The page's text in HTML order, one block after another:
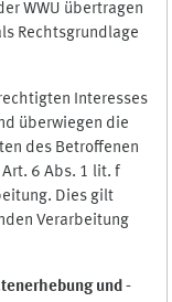
WWU übertragen
Rechtsgrundlage
Interesses
überwiegen die
des Betroffenen
6 Abs. 1 lit. f
Dies gilt
Verarbeitung
und -